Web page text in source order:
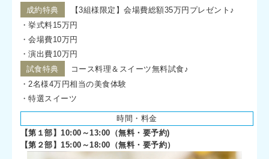
成約特典
【3組様限定】会場費総額35万円プレゼント♪
・挙式料15万円
・会場費10万円
・演出費10万円
試食特典
コース料理＆スイーツ無料試食♪
・2名様4万円相当の美食体験
・特選スイーツ
時間・料金
【第１部】10:00～13:00（無料・要予約)
【第２部】15:00～18:00（無料・要予約）